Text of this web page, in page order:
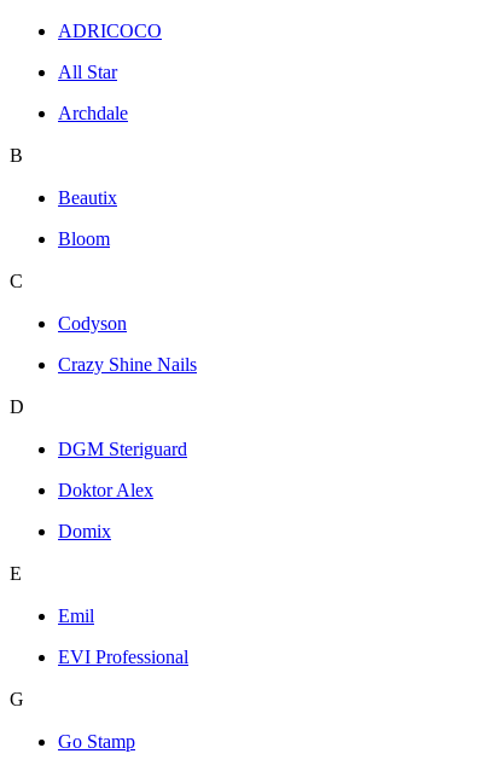
ADRICOCO
All Star
Archdale
B
Beautix
Bloom
C
Codyson
Crazy Shine Nails
D
DGM Steriguard
Doktor Alex
Domix
E
Emil
EVI Professional
G
Go Stamp